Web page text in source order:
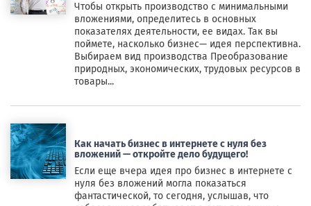
Чтобы открыть производство с минимальными
вложениями, определитесь в основных
показателях деятельности, ее видах. Так вы
поймете, насколько бизнес— идея перспективна.
Выбираем вид производства Преобразование
природных, экономических, трудовых ресурсов в
товары...
Как начать бизнес в интернете с нуля без
вложений — откройте дело будущего!
Если еще вчера идея про бизнес в интернете с
нуля без вложений могла показаться
фантастической, то сегодня, услышав, что